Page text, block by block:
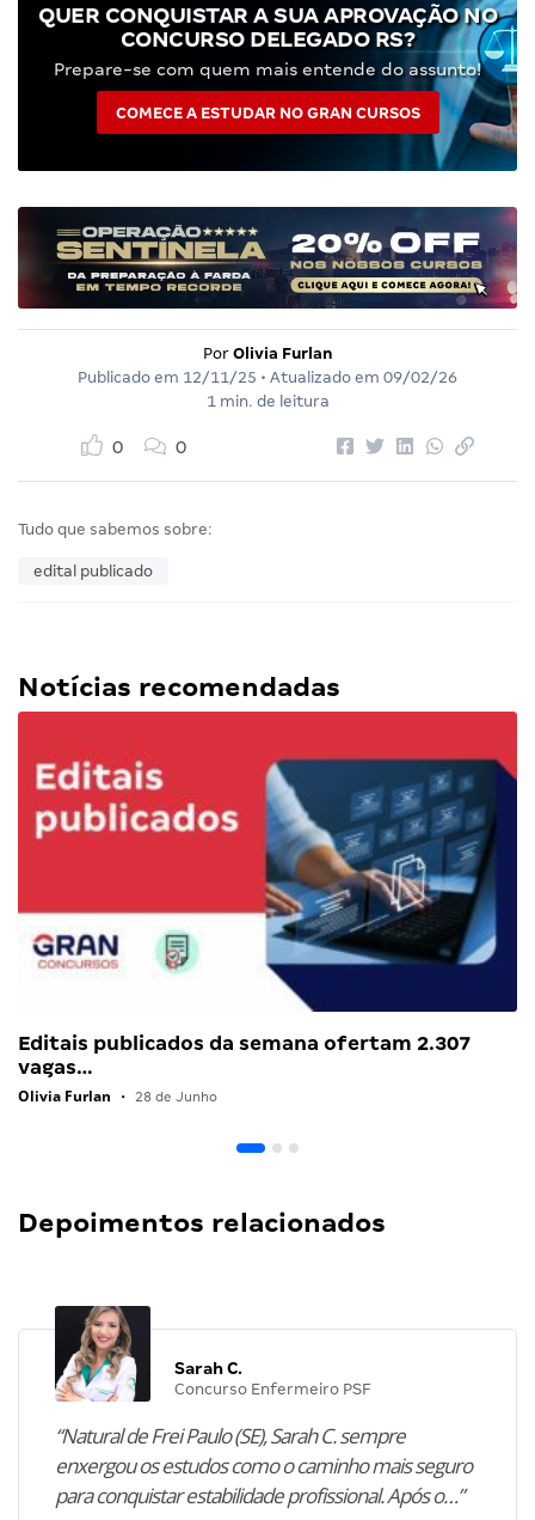
QUER CONQUISTAR A SUA APROVAÇÃO NO
CONCURSO DELEGADO RS?
Prepare-se com quem mais entende do assunto!
COMECE A ESTUDAR NO GRAN CURSOS
Por Olivia Furlan
Publicado em 12/11/25 • Atualizado em 09/02/26
1 min. de leitura
0 0
Tudo que sabemos sobre:
edital publicado
Notícias recomendadas
Editais publicados da semana ofertam 2.307
vagas…
Olivia Furlan • 28 de Junho
Depoimentos relacionados
Sarah C.
Concurso Enfermeiro PSF
“Natural de Frei Paulo (SE), Sarah C. sempre
enxergou os estudos como o caminho mais seguro
para conquistar estabilidade profissional. Após o…”